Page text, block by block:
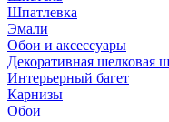
Шпатлевка
Эмали
Обои и аксессуары
Декоративная шелковая
Интерьерный багет
Карнизы
Обои